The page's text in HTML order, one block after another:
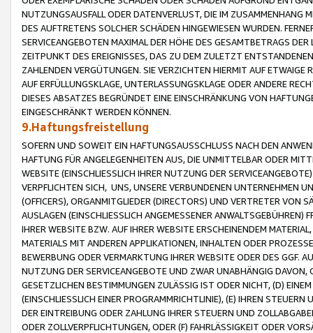
NUTZUNGSAUSFALL ODER DATENVERLUST, DIE IM ZUSAMMENHANG
DES AUFTRETENS SOLCHER SCHÄDEN HINGEWIESEN WURDEN.
SERVICEANGEBOTEN MAXIMAL DER HÖHE DES GESAMTBETRAGS
ZEITPUNKT DES EREIGNISSES, DAS ZU DEM ZULETZT
ZAHLENDEN VERGÜTUNGEN. SIE VERZICHTEN HIERMIT AUF
AUF ERFÜLLUNGSKLAGE, UNTERLASSUNGSKLAGE ODER ANDERE
DIESES ABSATZES BEGRÜNDET EINE EINSCHRÄNKUNG VON
EINGESCHRÄNKT WERDEN KÖNNEN.
9.Haftungsfreistellung
SOFERN UND SOWEIT EIN HAFTUNGSAUSSCHLUSS NACH DEN
HAFTUNG FÜR ANGELEGENHEITEN AUS, DIE UNMITTELBAR ODER
WEBSITE (EINSCHLIESSLICH IHRER NUTZUNG DER
VERPFLICHTEN SICH, UNS, UNSERE VERBUNDENEN UNTERNEHMEN
(OFFICERS), ORGANMITGLIEDER (DIRECTORS) UND VERTRETER VON
AUSLAGEN (EINSCHLIESSLICH ANGEMESSENER
IHRER WEBSITE BZW. AUF IHRER WEBSITE ERSCHEINENDEM
MATERIALS MIT ANDEREN APPLIKATIONEN, INHALTEN ODER
BEWERBUNG ODER VERMARKTUNG IHRER WEBSITE ODER DES GGF.
NUTZUNG DER SERVICEANGEBOTE UND ZWAR UNABHÄNGIG
GESETZLICHEN BESTIMMUNGEN ZULÄSSIG IST ODER NICHT, (D)
(EINSCHLIESSLICH EINER PROGRAMMRICHTLINIE), (E) IHREN
DER EINTREIBUNG ODER ZAHLUNG IHRER STEUERN UND
ODER ZOLLVERPFLICHTUNGEN, ODER (F) FAHRLÄSSIGKEIT ODER